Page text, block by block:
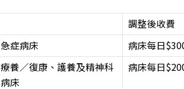
調整後收費
急症病床
病床每日
療養∕復康、護養及精神科
病床
病床每日